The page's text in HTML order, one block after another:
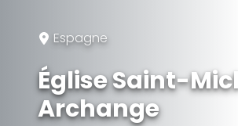
Espagne
Église Saint-
Archange